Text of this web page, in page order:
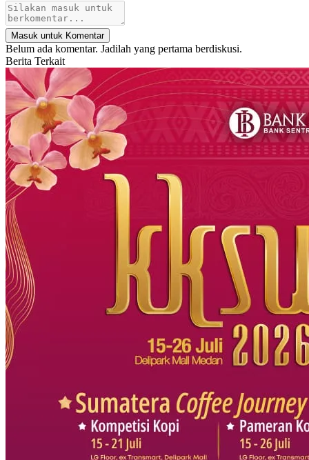
Masuk untuk Komentar
Belum ada komentar. Jadilah yang pertama berdiskusi.
Berita Terkait